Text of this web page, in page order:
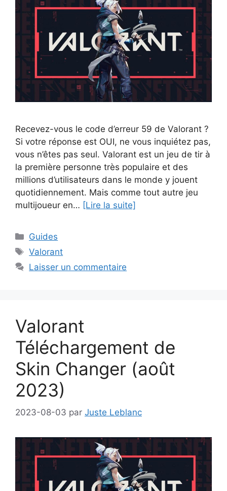
Recevez-vous le code d’erreur 59 de Valorant ?
Si votre réponse est OUI, ne vous inquiétez pas,
vous n’êtes pas seul. Valorant est un jeu de tir à
la première personne très populaire et des
millions d’utilisateurs dans le monde y jouent
quotidiennement. Mais comme tout autre jeu
multijoueur en… [Lire la suite]
Catégories
Guides
Étiquettes
Valorant
Laisser un commentaire
Valorant
Téléchargement de
Skin Changer (août
2023)
2023-08-03 par Juste Leblanc